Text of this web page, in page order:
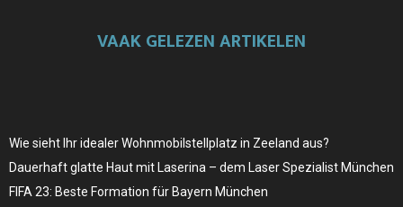
VAAK GELEZEN ARTIKELEN
Wie sieht Ihr idealer Wohnmobilstellplatz in Zeeland aus?
Dauerhaft glatte Haut mit Laserina – dem Laser Spezialist München
FIFA 23: Beste Formation für Bayern München